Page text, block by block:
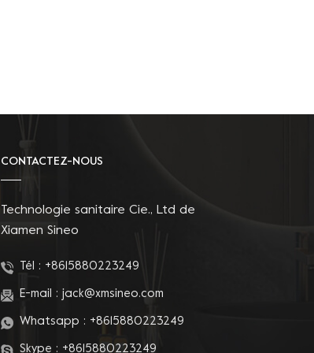
CONTACTEZ-NOUS
Technologie sanitaire Cie., Ltd de
Xiamen Sineo
Tél : +8615880223249
E-mail : jack@xmsineo.com
Whatsapp : +8615880223249
Skype : +8615880223249